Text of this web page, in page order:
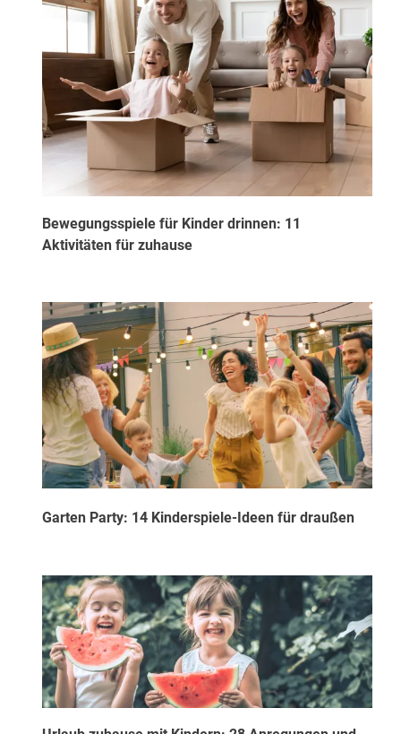
Bewegungsspiele für Kinder drinnen: 11
Aktivitäten für zuhause
Garten Party: 14 Kinderspiele-Ideen für draußen